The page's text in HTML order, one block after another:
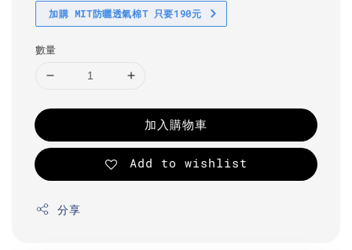
加購 MIT防曬透氣棉T 只要190元
數量
加入購物車
Add to wishlist
分享